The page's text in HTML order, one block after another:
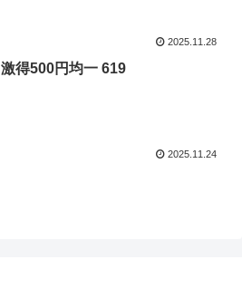
2025.11.28
激得500円均一 619
2025.11.24